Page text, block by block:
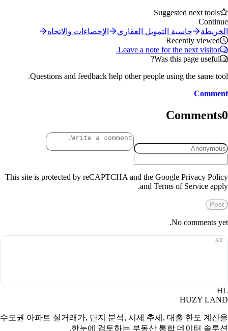
Suggested next tools
Continue
الخريطة
حاسبة التمويل العقاري
الإحصاءات والاتجاه
Recently viewed
Leave a note for the next visitor.
Was this page useful?
Questions and feedback help other people using the same tool.
Comment
Comments0
This site is protected by reCAPTCHA and the Google Privacy Policy
and Terms of Service apply.
Post
No comments yet.
HL
HUZY LAND
수도권 아파트 실거래가, 단지 분석, 시세 추세, 대출 한도 계산을
한눈에 검토하는 부동산 통합 데이터 솔루션.